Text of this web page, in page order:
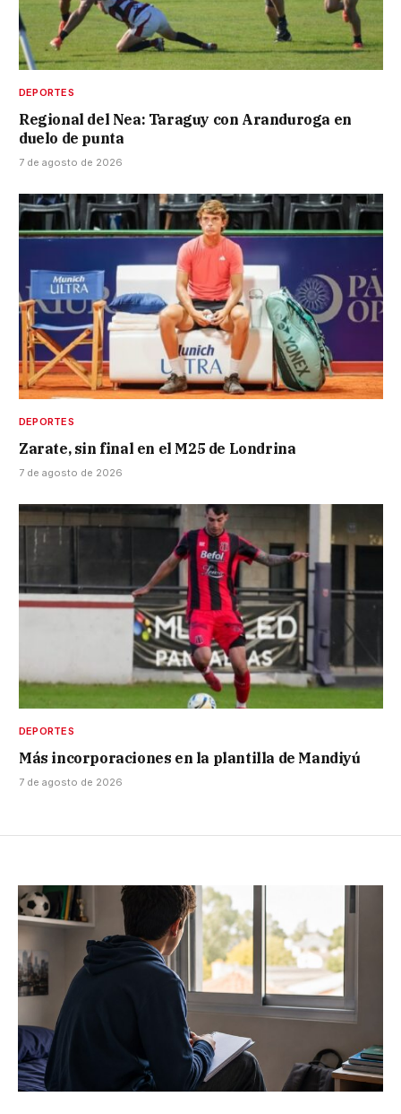
DEPORTES
Regional del Nea: Taraguy con Aranduroga en
duelo de punta
7 de agosto de 2026
DEPORTES
Zarate, sin final en el M25 de Londrina
7 de agosto de 2026
DEPORTES
Más incorporaciones en la plantilla de Mandiyú
7 de agosto de 2026